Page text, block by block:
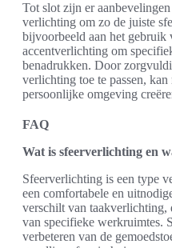
Tot slot zijn er
verlichting om zo de juiste
bijvoorbeeld aan het gebruik
accentverlichting om
benadrukken. Door
verlichting toe te passen,
persoonlijke omgeving
FAQ
Wat is sfeerverlichting en
Sfeerverlichting is een type
een comfortabele en
verschilt van taakverlichting,
van specifieke werkruimtes.
verbeteren van de